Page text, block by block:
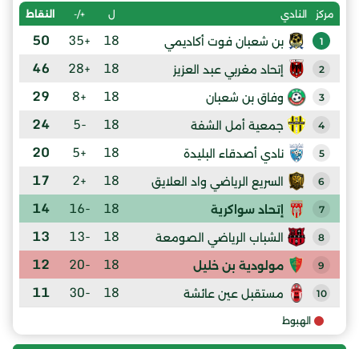
مركز النادي ل +/- النقاط
1 بن شعبان فوت أكاديمي 18
+35
50
2 إتحاد مغربي عبد العزيز 18
+28
46
3 وفاق بن شعبان 18
+8
29
4 جمعية أمل الشفة 18
-5
24
5 نادي أصدقاء البليدة 18
+5
20
6 السريع الرياضي واد العلايق 18
+2
17
7 إتحاد سواكرية 18
-16
14
8 الشباب الرياضي الصومعة 18
-13
13
9 مولودية بن خليل 18
-20
12
10 مستقبل عين عائشة 18
-30
11
الهبوط